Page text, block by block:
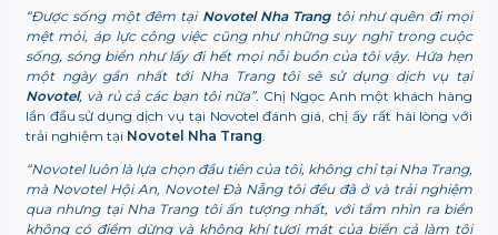
“Được sống một đêm tại Novotel Nha Trangtôi như quên đi mọi
mệt mỏi, áp lực công việc cũng như những suy nghĩ trong cuộc
sống, sóng biển như lấy đi hết mọi nỗi buồn của tôi vậy. Hứa hẹn
một ngày gần nhất tới Nha Trang tôi sẽ sử dụng dịch vụ tại
Novotel, và rủ cả các bạn tôi nữa”. Chị Ngọc Anh một khách hàng
lần đầu sử dụng dịch vụ tại Novotel đánh giá, chị ấy rất hài lòng với
trải nghiệm tại Novotel Nha Trang
“Novotel luôn là lựa chọn đầu tiên của tôi, không chỉ tại Nha Trang,
mà Novotel Hội An, Novotel Đà Nẵng tôi đều đã ở và trải nghiệm
qua nhưng tại Nha Trang tôi ấn tượng nhất, với tầm nhìn ra biển
không có điểm dừng và không khí tươi mát của biển cả làm tôi